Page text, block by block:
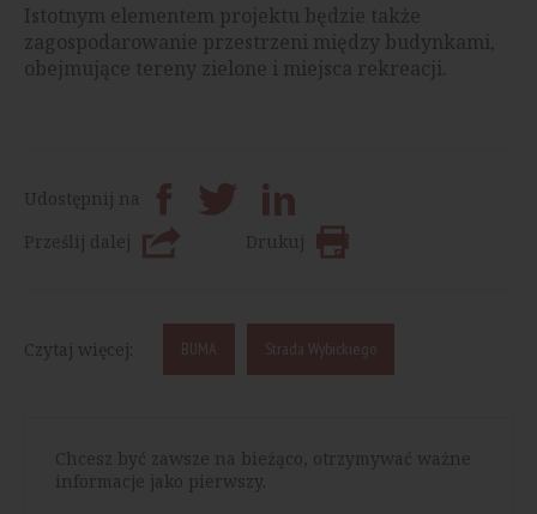
Istotnym elementem projektu będzie także
zagospodarowanie przestrzeni między budynkami,
obejmujące tereny zielone i miejsca rekreacji.
Udostępnij na
Prześlij dalej
Drukuj
Czytaj więcej: BUMA Strada Wybickiego
Chcesz być zawsze na bieżąco, otrzymywać ważne
informacje jako pierwszy.